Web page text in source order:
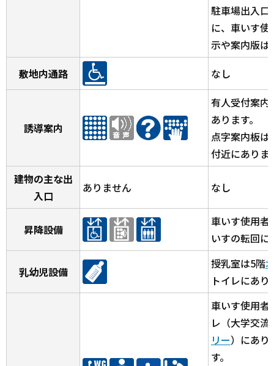
駐車場出入口
に、車いす
示や案内版は
敷地内通路
なし
誘導案内
有人受付案内
あります。
点字案内板は
付近にありま
建物の主な出
入口
ありません なし
昇降設備
車いす使用者
いすの転回に
乳幼児設備
授乳室は5階
トイレにあり
車いす使用者
レ（大学交
リー）にあり
す。